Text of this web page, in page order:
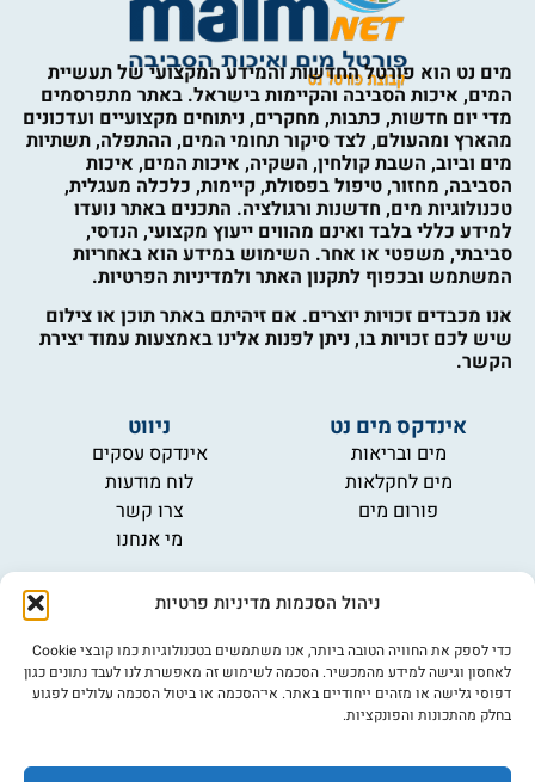
ניהול הסכמות מדיניות פרטיות
כדי לספק את החוויה הטובה ביותר, אנו משתמשים בטכנולוגיות כמו קובצי Cookie
לאחסון וגישה למידע מהמכשיר. הסכמה לשימוש זה מאפשרת לנו לעבד נתונים כגון
דפוסי גלישה או מזהים ייחודיים באתר. אי־הסכמה או ביטול הסכמה עלולים לפגוע
בחלק מהתכונות והפונקציות.
מים נט הוא פורטל החדשות והמידע המקצועי של תעשיית
המים, איכות הסביבה והקיימות בישראל. באתר מתפרסמים
מדי יום חדשות, כתבות, מחקרים, ניתוחים מקצועיים ועדכונים
מהארץ ומהעולם, לצד סיקור תחומי המים, ההתפלה, תשתיות
מים וביוב, השבת קולחין, השקיה, איכות המים, איכות
הסביבה, מחזור, טיפול בפסולת, קיימות, כלכלה מעגלית,
טכנולוגיות מים, חדשנות ורגולציה. התכנים באתר נועדו
למידע כללי בלבד ואינם מהווים ייעוץ מקצועי, הנדסי,
סביבתי, משפטי או אחר. השימוש במידע הוא באחריות
המשתמש ובכפוף לתקנון האתר ולמדיניות הפרטיות.
אנו מכבדים זכויות יוצרים. אם זיהיתם באתר תוכן או צילום
שיש לכם זכויות בו, ניתן לפנות אלינו באמצעות עמוד יצירת
הקשר.
אינדקס מים נט
מים ובריאות
מים לחקלאות
פורום מים
ניווט
אינדקס עסקים
לוח מודעות
צרו קשר
מי אנחנו
מידע
תקנון
הרשמה לניוזלטר
פרסמו אצלנו
הצהרת נגישות